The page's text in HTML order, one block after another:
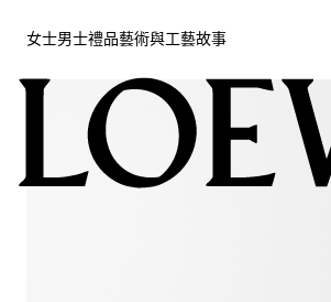
女士男士禮品藝術與工藝故事
女士
藝術與工藝